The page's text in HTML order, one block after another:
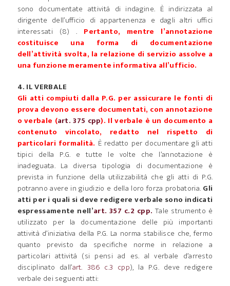
sono documentate attività di indagine. È indirizzata al
dirigente dell’ufficio di appartenenza e dagli altri uffici
interessati (8) . Pertanto, mentre l’annotazione
costituisce una forma di documentazione
dell’attività svolta, la relazione di servizio assolve a
una funzione meramente informativa all’ufficio.
4. IL VERBALE
Gli atti compiuti dalla P.G. per assicurare le fonti di
prova devono essere documentati, con annotazione
o verbale (art. 375 cpp). Il verbale è un documento a
contenuto vincolato, redatto nel rispetto di
particolari formalità. È redatto per documentare gli atti
tipici della P.G. e tutte le volte che l’annotazione è
inadeguata. La diversa tipologia di documentazione è
prevista in funzione della utilizzabilità che gli atti di P.G.
potranno avere in giudizio e della loro forza probatoria. Gli
atti per i quali si deve redigere verbale sono indicati
espressamente nell’art. 357 c.2 cpp. Tale strumento è
utilizzato per la documentazione delle più importanti
attività d’iniziativa della P.G. La norma stabilisce che, fermo
quanto previsto da specifiche norme in relazione a
particolari attività (si pensi ad es. al verbale d’arresto
disciplinato dall’art. 386 c.3 cpp), la P.G. deve redigere
verbale dei seguenti atti: